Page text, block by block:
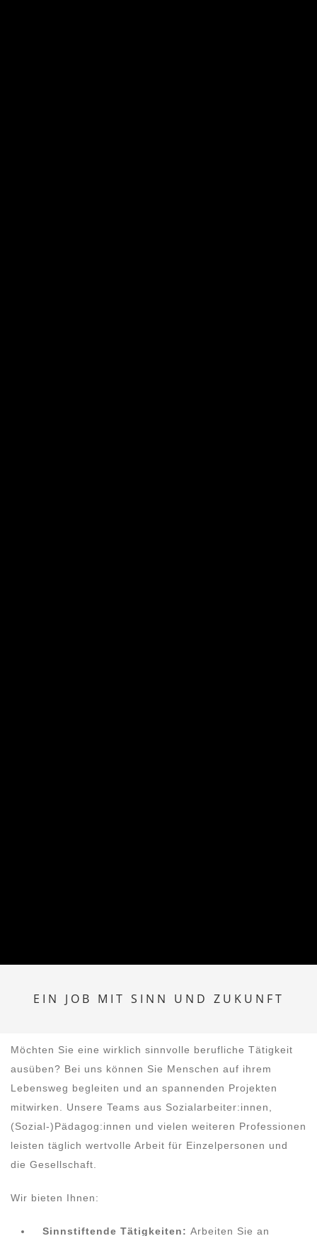
EIN JOB MIT SINN UND ZUKUNFT
Möchten Sie eine wirklich sinnvolle berufliche Tätigkeit
ausüben? Bei uns können Sie Menschen auf ihrem
Lebensweg begleiten und an spannenden Projekten
mitwirken. Unsere Teams aus Sozialarbeiter:innen,
(Sozial-)Pädagog:innen und vielen weiteren Professionen
leisten täglich wertvolle Arbeit für Einzelpersonen und
die Gesellschaft.
Wir bieten Ihnen:
Sinnstiftende Tätigkeiten: Arbeiten Sie an